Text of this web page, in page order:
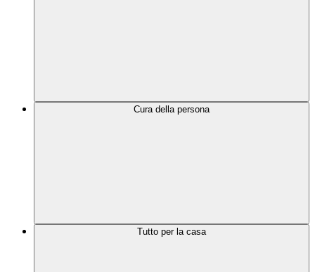
Cura della persona
Tutto per la casa